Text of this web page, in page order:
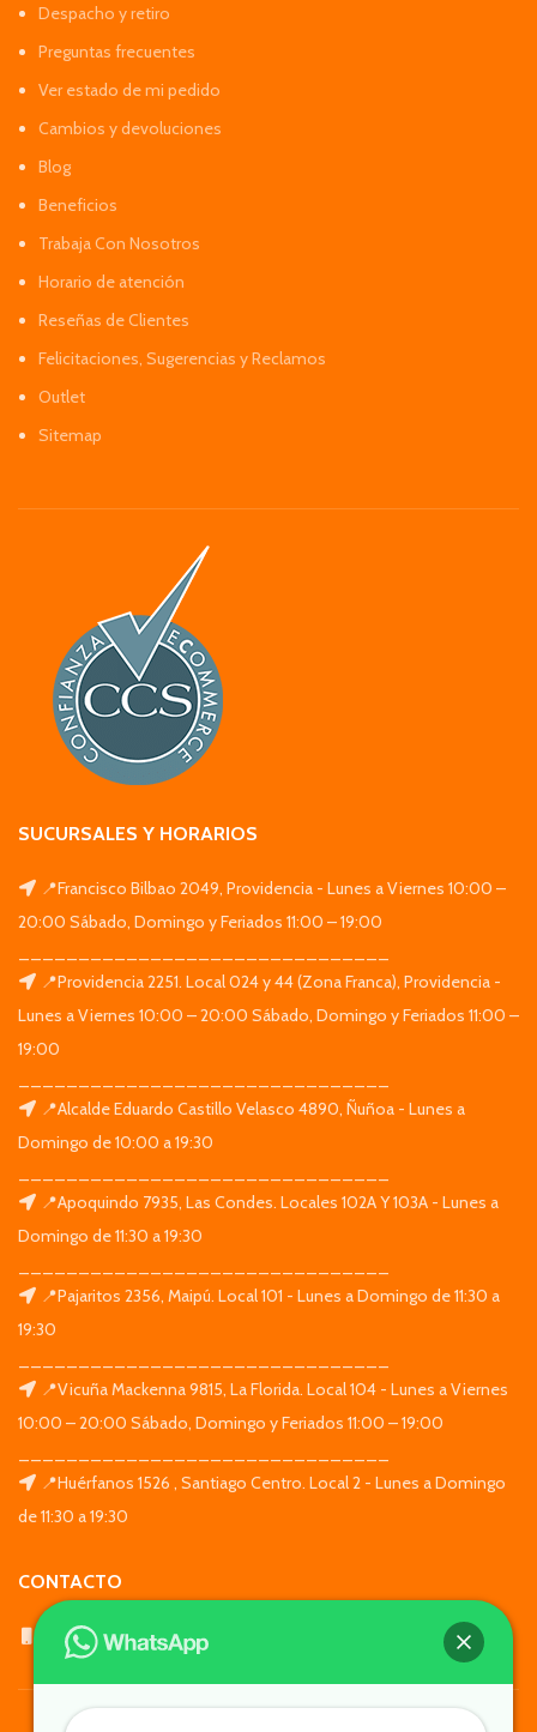
Despacho y retiro
Preguntas frecuentes
Ver estado de mi pedido
Cambios y devoluciones
Blog
Beneficios
Trabaja Con Nosotros
Horario de atención
Reseñas de Clientes
Felicitaciones, Sugerencias y Reclamos
Outlet
Sitemap
SUCURSALES Y HORARIOS
📍Francisco Bilbao 2049, Providencia - Lunes a Viernes 10:00 –
20:00 Sábado, Domingo y Feriados 11:00 – 19:00
📍Providencia 2251. Local 024 y 44 (Zona Franca), Providencia -
Lunes a Viernes 10:00 – 20:00 Sábado, Domingo y Feriados 11:00 –
19:00
📍Alcalde Eduardo Castillo Velasco 4890, Ñuñoa - Lunes a
Domingo de 10:00 a 19:30
📍Apoquindo 7935, Las Condes. Locales 102A Y 103A - Lunes a
Domingo de 11:30 a 19:30
📍Pajaritos 2356, Maipú. Local 101 - Lunes a Domingo de 11:30 a
19:30
📍Vicuña Mackenna 9815, La Florida. Local 104 - Lunes a Viernes
10:00 – 20:00 Sábado, Domingo y Feriados 11:00 – 19:00
📍Huérfanos 1526 , Santiago Centro. Local 2 - Lunes a Domingo
de 11:30 a 19:30
CONTACTO
WhatsApp: +569 7564 4676